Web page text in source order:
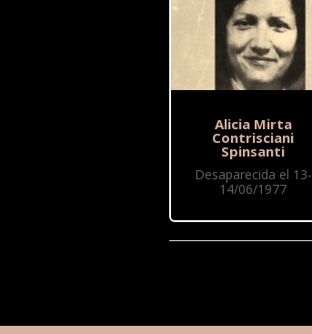
Alicia Mirta
Contrisciani
Spinsanti
Desaparecida el 13-
14/06/1977